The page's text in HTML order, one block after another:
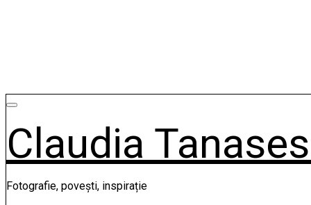
Claudia
Fotografie, povești, inspirație